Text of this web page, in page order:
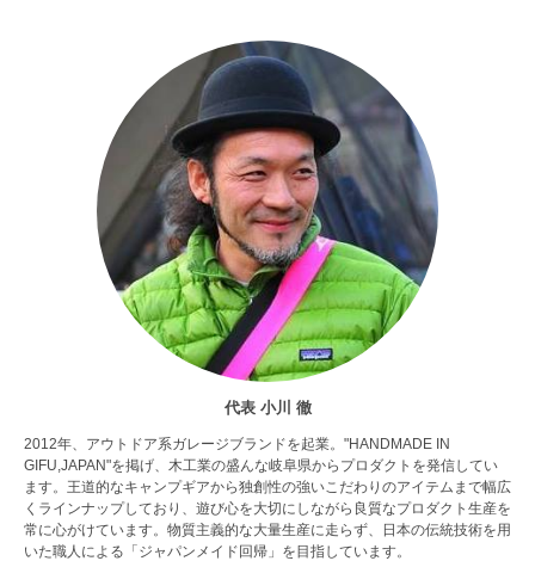
代表 小川 徹
2012年、アウトドア系ガレージブランドを起業。"HANDMADE IN
GIFU,JAPAN"を掲げ、木工業の盛んな岐阜県からプロダクトを発信してい
ます。王道的なキャンプギアから独創性の強いこだわりのアイテムまで幅広
くラインナップしており、遊び心を大切にしながら良質なプロダクト生産を
常に心がけています。物質主義的な大量生産に走らず、日本の伝統技術を用
いた職人による「ジャパンメイド回帰」を目指しています。